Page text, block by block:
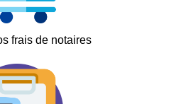
frais de notaires